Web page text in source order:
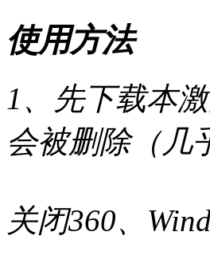
使用方法
1、先下载本
会被删除（几
关闭360、